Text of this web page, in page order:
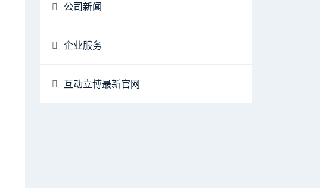
公司新闻
企业服务
互动立博最新官网